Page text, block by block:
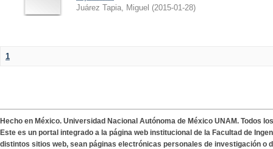
Juárez Tapia, Miguel (2015-01-28)
1
Hecho en México. Universidad Nacional Autónoma de México UNAM. Todos
Este es un portal integrado a la página web institucional de la Facultad de
distintos sitios web, sean páginas electrónicas personales de investigación o